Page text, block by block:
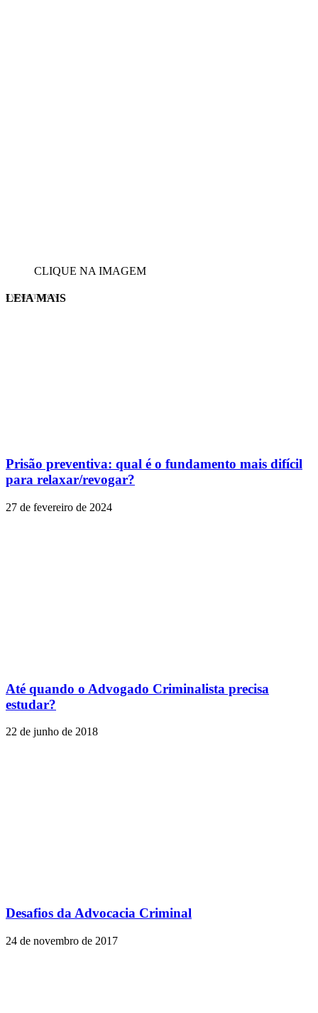
CLIQUE NA IMAGEM
EVINIS TALON
LEIA MAIS
Prisão preventiva: qual é o fundamento mais difícil
para relaxar/revogar?
27 de fevereiro de 2024
Até quando o Advogado Criminalista precisa
estudar?
22 de junho de 2018
Desafios da Advocacia Criminal
24 de novembro de 2017